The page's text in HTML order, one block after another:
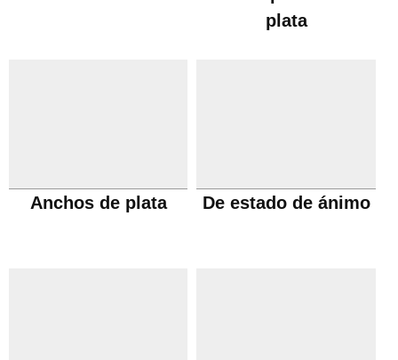
plata
Anchos de plata De estado de ánimo